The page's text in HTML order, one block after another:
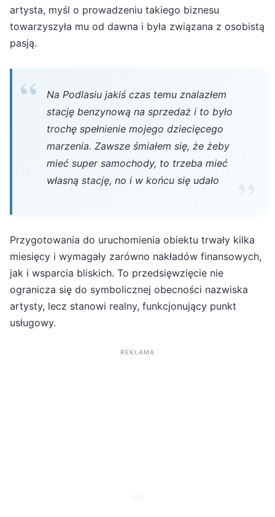
artysta, myśl o prowadzeniu takiego biznesu
towarzyszyła mu od dawna i była związana z osobistą
pasją.
Na Podlasiu jakiś czas temu znalazłem
stację benzynową na sprzedaż i to było
trochę spełnienie mojego dziecięcego
marzenia. Zawsze śmiałem się, że żeby
mieć super samochody, to trzeba mieć
własną stację, no i w końcu się udało
Przygotowania do uruchomienia obiektu trwały kilka
miesięcy i wymagały zarówno nakładów finansowych,
jak i wsparcia bliskich. To przedsięwzięcie nie
ogranicza się do symbolicznej obecności nazwiska
artysty, lecz stanowi realny, funkcjonujący punkt
usługowy.
REKLAMA